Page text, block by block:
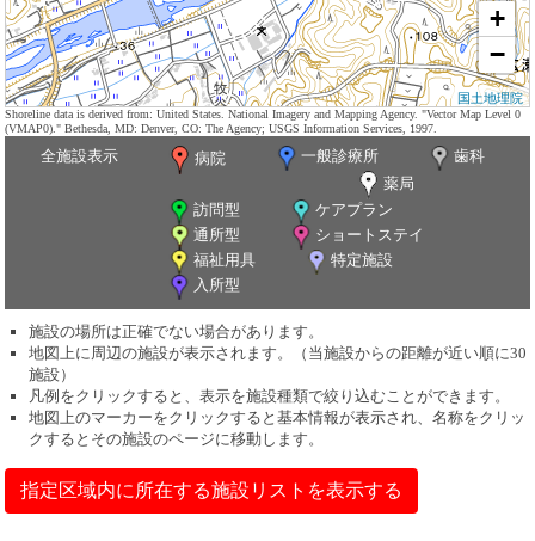
+
−
国土地理院
Shoreline data is derived from: United States. National Imagery and Mapping Agency. "Vector Map Level 0
(VMAP0)." Bethesda, MD: Denver, CO: The Agency; USGS Information Services, 1997.
全施設表示 病院 一般診療所
歯科
薬局
訪問型
ケアプラン
通所型
ショートステイ
福祉用具
特定施設
入所型
施設の場所は正確でない場合があります。
地図上に周辺の施設が表示されます。（当施設からの距離が近い順に30
施設）
凡例をクリックすると、表示を施設種類で絞り込むことができます。
地図上のマーカーをクリックすると基本情報が表示され、名称をクリッ
クするとその施設のページに移動します。
指定区域内に所在する施設リストを表示する